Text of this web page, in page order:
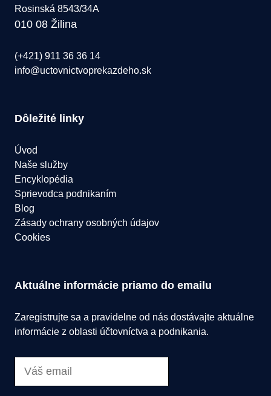
Rosinská 8543/34A
010 08 Žilina
(+421) 911 36 36 14
info@uctovnictvoprekazdeho.sk
Dôležité linky
Úvod
Naše služby
Encyklopédia
Sprievodca podnikaním
Blog
Zásady ochrany osobných údajov
Cookies
Aktuálne informácie priamo do emailu
Zaregistrujte sa a pravidelne od nás dostávajte aktuálne
informácie z oblasti účtovníctva a podnikania.